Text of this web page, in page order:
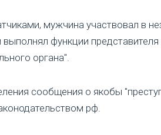
мужчина участвовал в
функции представителя
органа".
сообщения о якобы
рф.